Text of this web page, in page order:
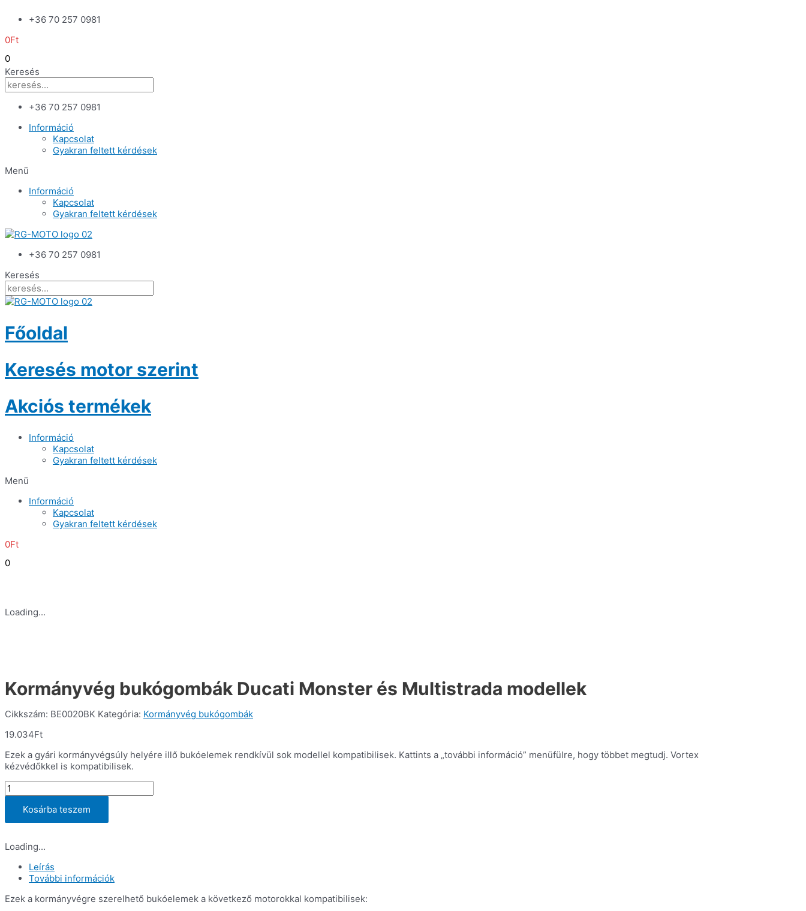
+36 70 257 0981
0Ft
0
Keresés
+36 70 257 0981
Információ
Kapcsolat
Gyakran feltett kérdések
Menü
Információ
Kapcsolat
Gyakran feltett kérdések
+36 70 257 0981
Keresés
Főoldal
Keresés motor szerint
Akciós termékek
Információ
Kapcsolat
Gyakran feltett kérdések
Menü
Információ
Kapcsolat
Gyakran feltett kérdések
0Ft
0
Loading...
Kormányvég bukógombák Ducati Monster és Multistrada modellek
Cikkszám: BE0020BK Kategória: Kormányvég bukógombák
19.034Ft
Ezek a gyári kormányvégsúly helyére illő bukóelemek rendkívül sok modellel kompatibilisek. Kattints a „további információ” menüfülre, hogy többet megtudj. Vortex
kézvédőkkel is kompatibilisek.
Kormányvég
bukógombák
Ducati
Monster
Multistrada
modellek
mennyiség
Kosárba teszem
Loading...
Leírás
További információk
Ezek a kormányvégre szerelhető bukóelemek a következő motorokkal kompatibilisek: